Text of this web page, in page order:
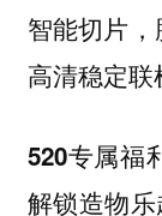
智能切片，
高清稳定联
520专属福
解锁造物